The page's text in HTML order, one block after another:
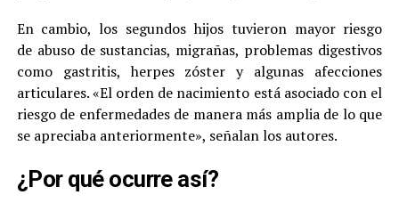
En cambio, los segundos hijos tuvieron mayor riesgo
de abuso de sustancias, migrañas, problemas digestivos
como gastritis, herpes zóster y algunas afecciones
articulares. «El orden de nacimiento está asociado con el
riesgo de enfermedades de manera más amplia de lo que
se apreciaba anteriormente», señalan los autores.
¿Por qué ocurre así?